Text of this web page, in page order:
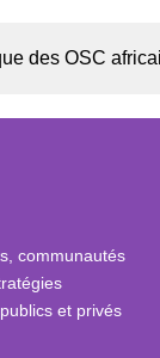
OSC africaines
communautés
et privés